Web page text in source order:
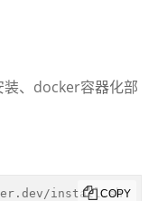
、docker容器化部
install.sh
COPY